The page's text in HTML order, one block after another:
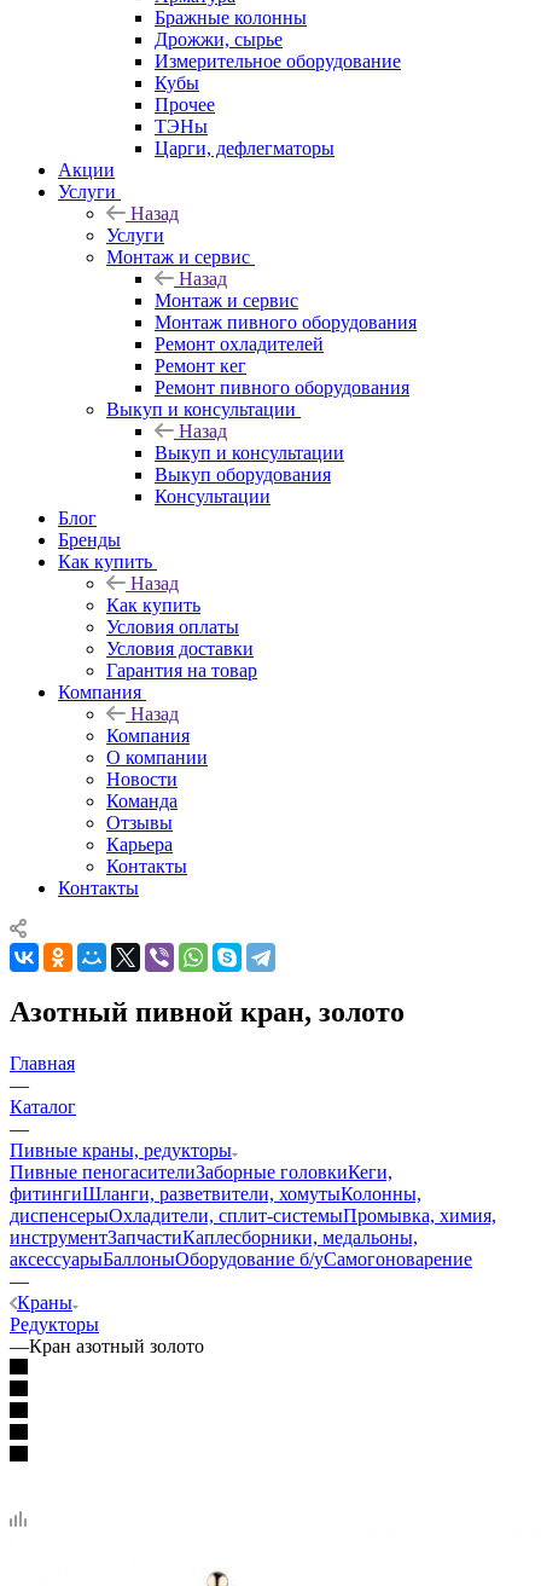
Бражные колонны
Дрожжи, сырье
Измерительное оборудование
Кубы
Прочее
ТЭНы
Царги, дефлегматоры
Акции
Услуги
Назад
Услуги
Монтаж и сервис
Назад
Монтаж и сервис
Монтаж пивного оборудования
Ремонт охладителей
Ремонт кег
Ремонт пивного оборудования
Выкуп и консультации
Назад
Выкуп и консультации
Выкуп оборудования
Консультации
Блог
Бренды
Как купить
Назад
Как купить
Условия оплаты
Условия доставки
Гарантия на товар
Компания
Назад
Компания
О компании
Новости
Команда
Отзывы
Карьера
Контакты
Контакты
Азотный пивной кран, золото
Главная
—
Каталог
—
Пивные краны, редукторы
Пивные пеногасителиЗаборные головкиКеги,
фитингиШланги, разветвители, хомутыКолонны,
диспенсерыОхладители, сплит-системыПромывка, химия,
инструментЗапчастиКаплесборники, медальоны,
аксессуарыБаллоныОборудование б/уСамогоноварение
—
Краны
Редукторы
—Кран азотный золото